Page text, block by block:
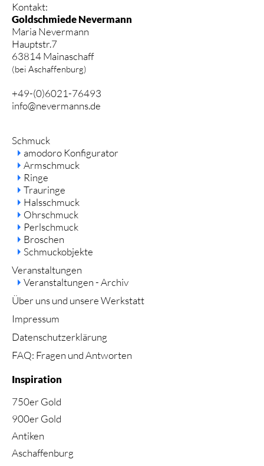
Kontakt:
Goldschmiede Nevermann
Maria Nevermann
Hauptstr.7
63814 Mainaschaff
(bei Aschaffenburg)
+49-(0)6021-76493
info@nevermanns.de
Navigation
überspringen
Schmuck
amodoro Konfigurator
Armschmuck
Ringe
Trauringe
Halsschmuck
Ohrschmuck
Perlschmuck
Broschen
Schmuckobjekte
Veranstaltungen
Veranstaltungen - Archiv
Über uns und unsere Werkstatt
Impressum
Datenschutzerklärung
FAQ: Fragen und Antworten
Inspiration
750er Gold
900er Gold
Antiken
Aschaffenburg